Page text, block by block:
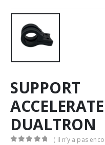
SUPPORT
DUALTRON
( Il n’y a pas